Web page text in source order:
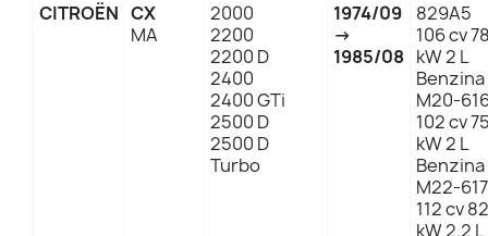
CITROËN CX
MA
2000
2200
2200 D
2400
2400 GTi
2500 D
2500 D
Turbo
1974/09
→
1985/08
829A5
106 cv
kW 2 L
Benzina
M20-
102 cv
kW 2 L
Benzina
M22-617
112 cv 82
kW 2.2 L